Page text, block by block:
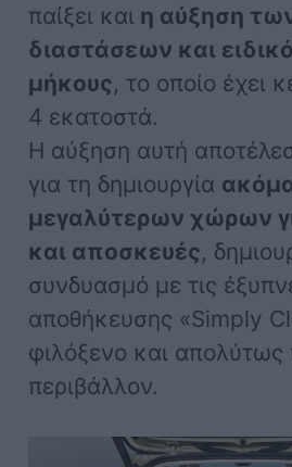
παίξει και η αύξηση
διαστάσεων και
μήκους, το οποίο έχει
4 εκατοστά.
Η αύξηση αυτή
για τη δημιουργία
μεγαλύτερων χώρων
και αποσκευές,
συνδυασμό με τις
αποθήκευσης «Simply
φιλόξενο και απολύτως
περιβάλλον.